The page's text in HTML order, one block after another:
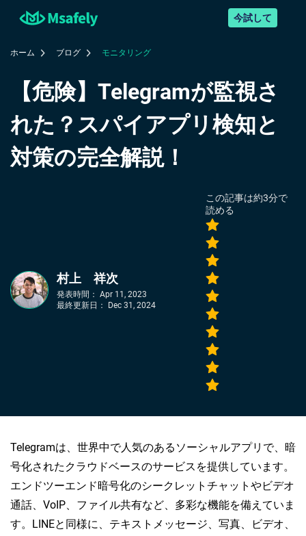
今試して
ホーム ブログ モニタリング
【危険】Telegramが監視さ
れた？スパイアプリ検知と
対策の完全解説！
村上 祥次
発表時間： Apr 11, 2023
最終更新日：
Dec 31, 2024
この記事は約3分で
読める
Telegramは、世界中で人気のあるソーシャルアプリで、暗
号化されたクラウドベースのサービスを提供しています。
エンドツーエンド暗号化のシークレットチャットやビデオ
通話、VoIP、ファイル共有など、多彩な機能を備えていま
す。LINEと同様に、テキストメッセージ、写真、ビデオ、